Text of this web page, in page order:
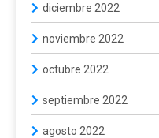
diciembre 2022
noviembre 2022
octubre 2022
septiembre 2022
agosto 2022